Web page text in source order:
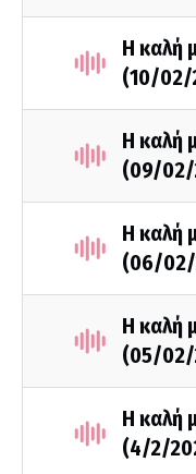
Η καλή
(10/02/
Η καλή
(09/02/
Η καλή
(06/
Η καλή
(05/02/
Η καλή
(4/2/